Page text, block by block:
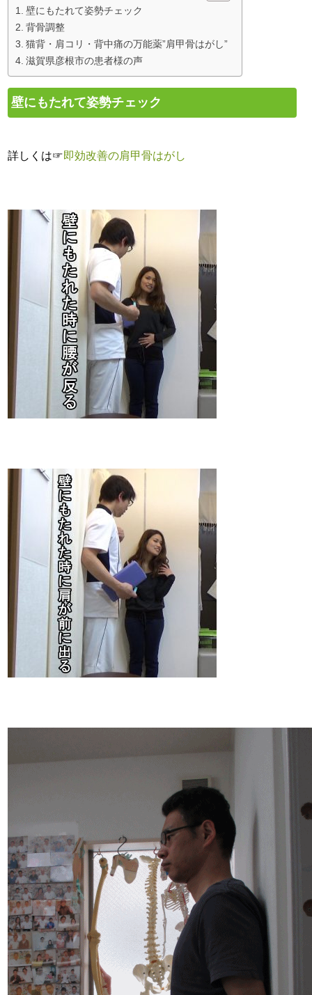
壁にもたれて姿勢チェック
背骨調整
猫背・肩コリ・背中痛の万能薬”肩甲骨はがし”
滋賀県彦根市の患者様の声
壁にもたれて姿勢チェック
詳しくは☞即効改善の肩甲骨はがし